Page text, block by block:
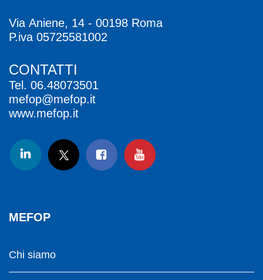
Via Aniene, 14 - 00198 Roma
P.iva 05725581002
CONTATTI
Tel. 06.48073501
mefop@mefop.it
www.mefop.it
MEFOP
Chi siamo